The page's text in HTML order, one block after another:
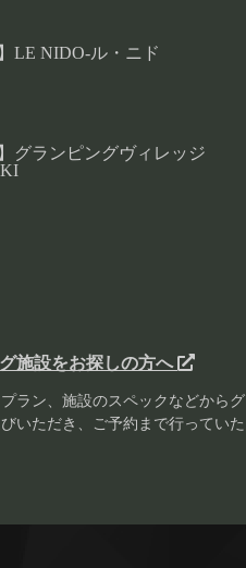
LE NIDO-ル・ニド
】グランピングヴィレッジ
施設をお探しの方へ
ラン、施設のスペックなどからグ
いただき、ご予約まで行っていた